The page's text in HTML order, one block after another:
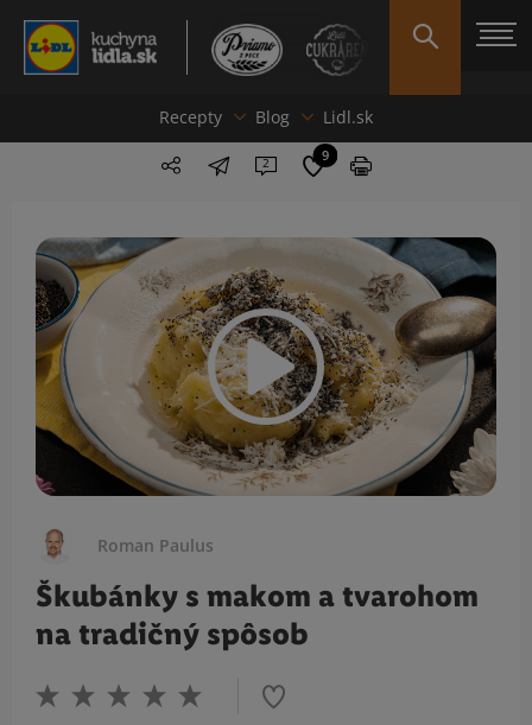
Recepty Blog Lidl.sk
2 9
Roman Paulus
Škubánky s makom a tvarohom
na tradičný spôsob